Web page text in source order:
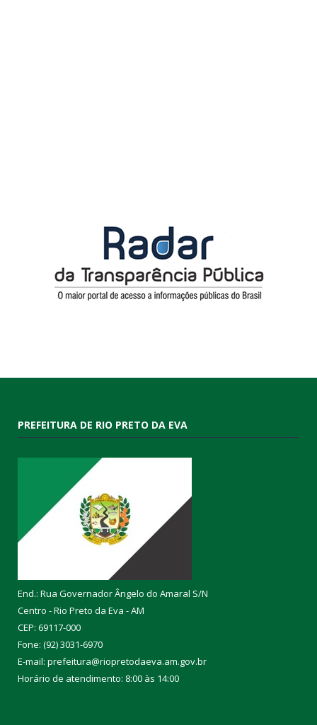
PREFEITURA DE RIO PRETO DA EVA
End.: Rua Governador Ângelo do Amaral S/N
Centro - Rio Preto da Eva - AM
CEP: 69117-000
Fone: (92) 3031-6970
E-mail: prefeitura@riopretodaeva.am.gov.br
Horário de atendimento: 8:00 às 14:00